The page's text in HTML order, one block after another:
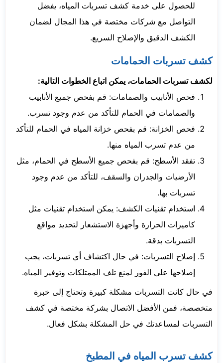
للحصول على خدمة كشف تسربات المياه، يفضل
التواصل مع شركات مختصة في هذا المجال لضمان
الكشف الدقيق والإصلاح السريع.
كشف تسربات الحمامات
لكشف تسربات الحمامات، يمكن اتباع الخطوات التالية:
فحص الأنابيب والصمامات: قم بفحص جميع الأنابيب
والصمامات في الحمام للتأكد من عدم وجود تسرب.
فحص الخزانة: قم بفحص خزانة المياه في الحمام للتأكد
من عدم تسرب المياه منها.
تفقد الأسطح: قم بفحص جميع الأسطح في الحمام، مثل
الأرضيات والجدران والسقف، للتأكد من عدم وجود
تسربات بها.
استخدام تقنيات الكشف: يمكن استخدام تقنيات مثل
كاميرات الحرارة وأجهزة الاستشعار لتحديد مواقع
التسربات بدقة.
إصلاح التسربات: في حال اكتشاف أي تسربات، يجب
إصلاحها على الفور لمنع تلف الممتلكات وتوفير المياه.
في حال كانت التسربات مشكلة كبيرة وتحتاج إلى خبرة
متخصصة، فمن الأفضل الاتصال بشركة مختصة في كشف
التسربات لمساعدتك في حل المشكلة بشكل فعال.
كشف تسرب المياه في المطبخ